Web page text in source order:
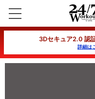
クイックダイエットコース 5カ月(週3回)
3Dセキュア2.0 認
詳細は